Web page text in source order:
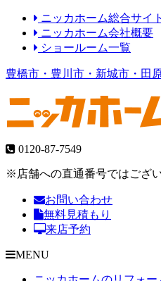
ニッカホーム総合サイト
ニッカホーム会社概要
ショールーム一覧
豊橋市・豊川市・新城市・田
0120-87-7549
※店舗への直通番号ではござ
お問い合わせ
無料見積もり
来店予約
MENU